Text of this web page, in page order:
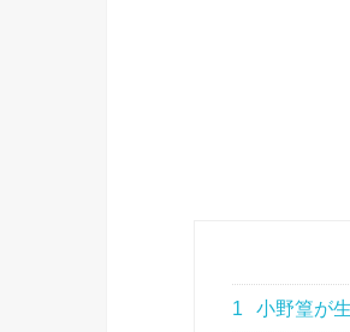
1 小野篁が